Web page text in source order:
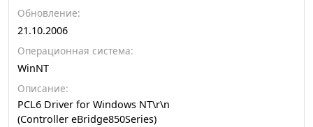
Обновление:
21.10.2006
Операционная система:
WinNT
Описание:
PCL6 Driver for Windows NT\r\n
(Controller eBridge850Series)